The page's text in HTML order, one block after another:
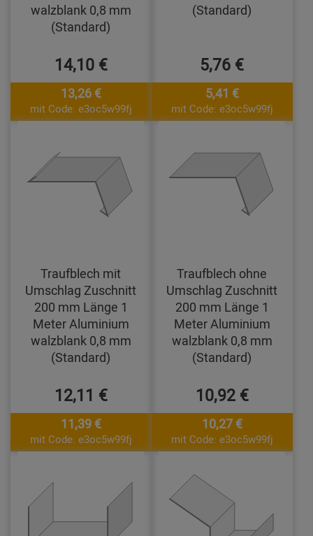
walzblank 0,8 mm
(Standard)
14,10 €
13,26 €
mit Code: e3oc5w99fj
(Standard)
5,76 €
5,41 €
mit Code: e3oc5w99fj
Traufblech mit
Umschlag Zuschnitt
200 mm Länge 1
Meter Aluminium
walzblank 0,8 mm
(Standard)
12,11 €
11,39 €
mit Code: e3oc5w99fj
Traufblech ohne
Umschlag Zuschnitt
200 mm Länge 1
Meter Aluminium
walzblank 0,8 mm
(Standard)
10,92 €
10,27 €
mit Code: e3oc5w99fj